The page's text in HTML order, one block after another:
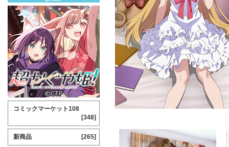
コミックマーケット108
[348]
新商品 [265]